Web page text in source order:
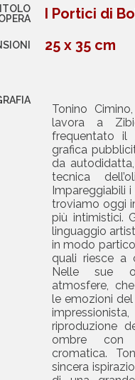
I Portici di
25 x 35 cm
Tonino
lavora a
frequentato
grafica
da
tecnica
Impareggiabili
troviamo oggi
più intimistici.
linguaggio
in modo
quali riesce a
Nelle sue
atmosfere,
le emozioni
riproduzione
ombre con
cromatica.
sincera